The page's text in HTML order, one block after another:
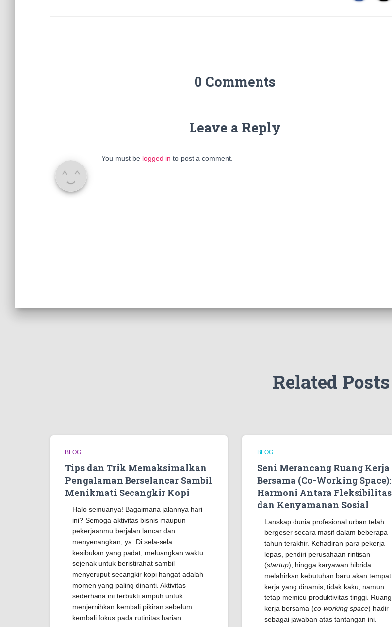
0 Comments
Leave a Reply
You must be logged in to post a comment.
Related Posts
BLOG
Tips dan Trik Memaksimalkan
Pengalaman Berselancar Sambil
Menikmati Secangkir Kopi
Halo semuanya! Bagaimana jalannya hari
ini? Semoga aktivitas bisnis maupun
pekerjaanmu berjalan lancar dan
menyenangkan, ya. Di sela-sela
kesibukan yang padat, meluangkan waktu
sejenak untuk beristirahat sambil
menyeruput secangkir kopi hangat adalah
momen yang paling dinanti. Aktivitas
sederhana ini terbukti ampuh untuk
menjernihkan kembali pikiran sebelum
kembali fokus pada rutinitas harian.
BLOG
Seni Merancang Ruang Kerja
Bersama (Co-Working Space):
Harmoni Antara Fleksibilitas
dan Kenyamanan Sosial
Lanskap dunia profesional urban telah
bergeser secara masif dalam beberapa
tahun terakhir. Kehadiran para pekerja
lepas, pendiri perusahaan rintisan
(startup), hingga karyawan hibrida
melahirkan kebutuhan baru akan tempat
kerja yang dinamis, tidak kaku, namun
tetap memicu produktivitas tinggi. Ruang
kerja bersama (co-working space) hadir
sebagai jawaban atas tantangan ini.